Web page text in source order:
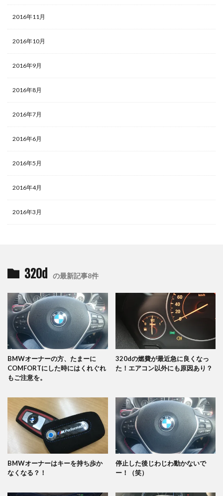
2016年11月
2016年10月
2016年9月
2016年8月
2016年7月
2016年6月
2016年5月
2016年4月
2016年3月
320d の最新記事8件
BMWオーナーの方、たまーに
COMFORTにした時にはくれぐれ
もご注意を。
320dの燃費が最近急に良くなっ
た！エアコン以外にも原因あり？
BMWオーナーはキーを持ち歩か
なくなる？！
停止した後じわじわ動かないで
ー！（笑）